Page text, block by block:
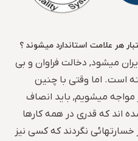
هر علامت استاندارد میشوند ؟
میشود, دخالت فراوان و بی
است. اما وقتی با چنین
مواجه میشویم, باید انصاف
اند که قدری در همه کارها
خسارتهائی نگردند که کسی نیز